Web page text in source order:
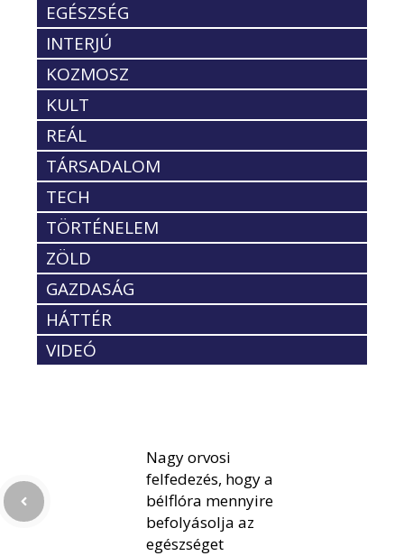
EGÉSZSÉG
INTERJÚ
KOZMOSZ
KULT
REÁL
TÁRSADALOM
TECH
TÖRTÉNELEM
ZÖLD
GAZDASÁG
HÁTTÉR
VIDEÓ
Nagy orvosi
felfedezés, hogy a
bélflóra mennyire
befolyásolja az
egészséget